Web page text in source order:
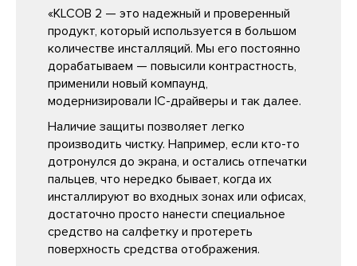
«KLCOB 2 — это надежный и проверенный
продукт, который используется в большом
количестве инсталляций. Мы его постоянно
дорабатываем — повысили контрастность,
применили новый компаунд,
модернизировали IC-драйверы и так далее.
Наличие защиты позволяет легко
производить чистку. Например, если кто-то
дотронулся до экрана, и остались отпечатки
пальцев, что нередко бывает, когда их
инсталлируют во входных зонах или офисах,
достаточно просто нанести специальное
средство на салфетку и протереть
поверхность средства отображения.